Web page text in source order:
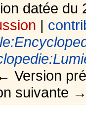
datée du
|
Version
suivante